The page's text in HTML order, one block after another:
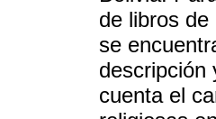
de libros
se
descripción
cuenta el